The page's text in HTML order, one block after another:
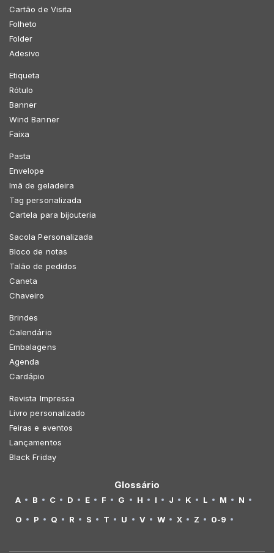
Cartão de Visita
Folheto
Folder
Adesivo
Etiqueta
Rótulo
Banner
Wind Banner
Faixa
Pasta
Envelope
Imã de geladeira
Tag personalizada
Cartela para bijouteria
Sacola Personalizada
Bloco de notas
Talão de pedidos
Caneta
Chaveiro
Brindes
Calendário
Embalagens
Agenda
Cardápio
Revista Impressa
Livro personalizado
Feiras e eventos
Lançamentos
Black Friday
Glossário
A B C D E F G H I J K L M
N
O
P Q R S T U V W X Z 0-9